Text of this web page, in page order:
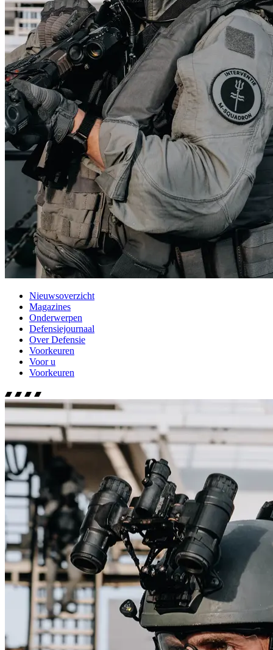
Nieuwsoverzicht
Magazines
Onderwerpen
Defensiejournaal
Over Defensie
Voorkeuren
Voor u
Voorkeuren